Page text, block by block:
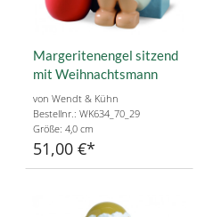
Margeritenengel sitzend
mit Weihnachtsmann
von Wendt & Kühn
Bestellnr.: WK634_70_29
Größe: 4,0 cm
51,00 €